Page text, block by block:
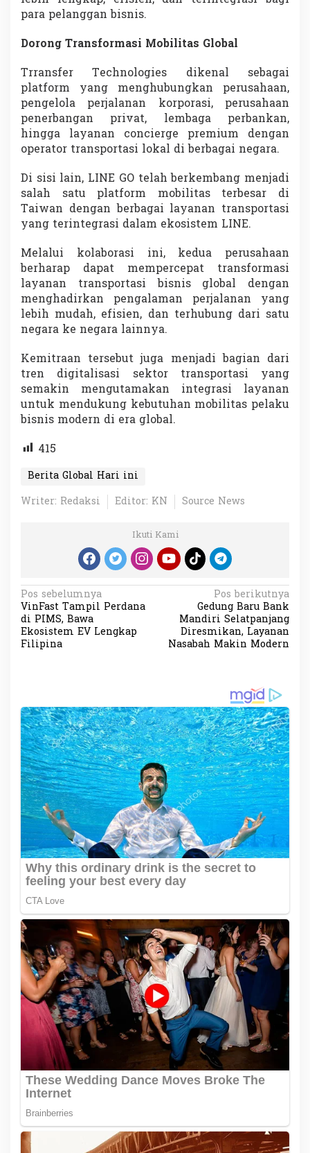
para pelanggan bisnis.
Dorong Transformasi Mobilitas Global
Trransfer Technologies dikenal sebagai
platform yang menghubungkan perusahaan,
pengelola perjalanan korporasi, perusahaan
penerbangan privat, lembaga perbankan,
hingga layanan concierge premium dengan
operator transportasi lokal di berbagai negara.
Di sisi lain, LINE GO telah berkembang menjadi
salah satu platform mobilitas terbesar di
Taiwan dengan berbagai layanan transportasi
yang terintegrasi dalam ekosistem LINE.
Melalui kolaborasi ini, kedua perusahaan
berharap dapat mempercepat transformasi
layanan transportasi bisnis global dengan
menghadirkan pengalaman perjalanan yang
lebih mudah, efisien, dan terhubung dari satu
negara ke negara lainnya.
Kemitraan tersebut juga menjadi bagian dari
tren digitalisasi sektor transportasi yang
semakin mengutamakan integrasi layanan
untuk mendukung kebutuhan mobilitas pelaku
bisnis modern di era global.
415
Berita Global Hari ini
Writer: Redaksi
Editor: KN Source News
Ikuti Kami
N
a
v
s
i
p
o
s
Pos sebelumnya
VinFast Tampil Perdana
di PIMS, Bawa
Ekosistem EV Lengkap
Filipina
Pos berikutnya
Gedung Baru Bank
Mandiri Selatpanjang
Diresmikan, Layanan
Nasabah Makin Modern